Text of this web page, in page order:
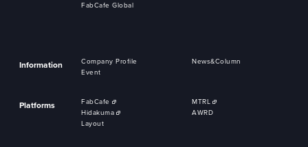
FabCafe Global
Information Company Profile
News&Column
Event
Platforms FabCafe
MTRL
Hidakuma
AWRD
Layout